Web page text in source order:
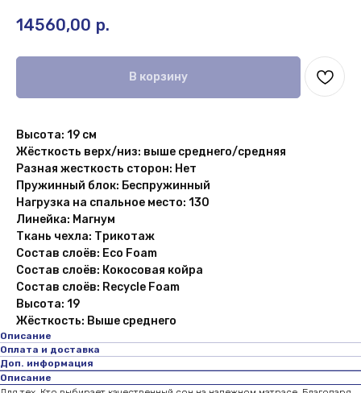
14560,00 р.
В корзину
Высота: 19 см
Жёсткость верх/низ: выше среднего/средняя
Разная жесткость сторон: Нет
Пружинный блок: Беспружинный
Нагрузка на спальное место: 130
Линейка: Магнум
Ткань чехла: Трикотаж
Состав слоёв: Eco Foam
Состав слоёв: Кокосовая койра
Состав слоёв: Recycle Foam
Высота: 19
Жёсткость: Выше среднего
Описание
Оплата и доставка
Доп. информация
Описание